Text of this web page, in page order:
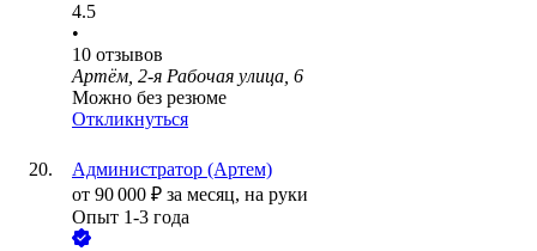
4.5
•
10 отзывов
Артём, 2-я Рабочая улица, 6
Можно без резюме
Откликнуться
Администратор (Артем)
от 90 000 ₽ за месяц, на руки
Опыт 1-3 года